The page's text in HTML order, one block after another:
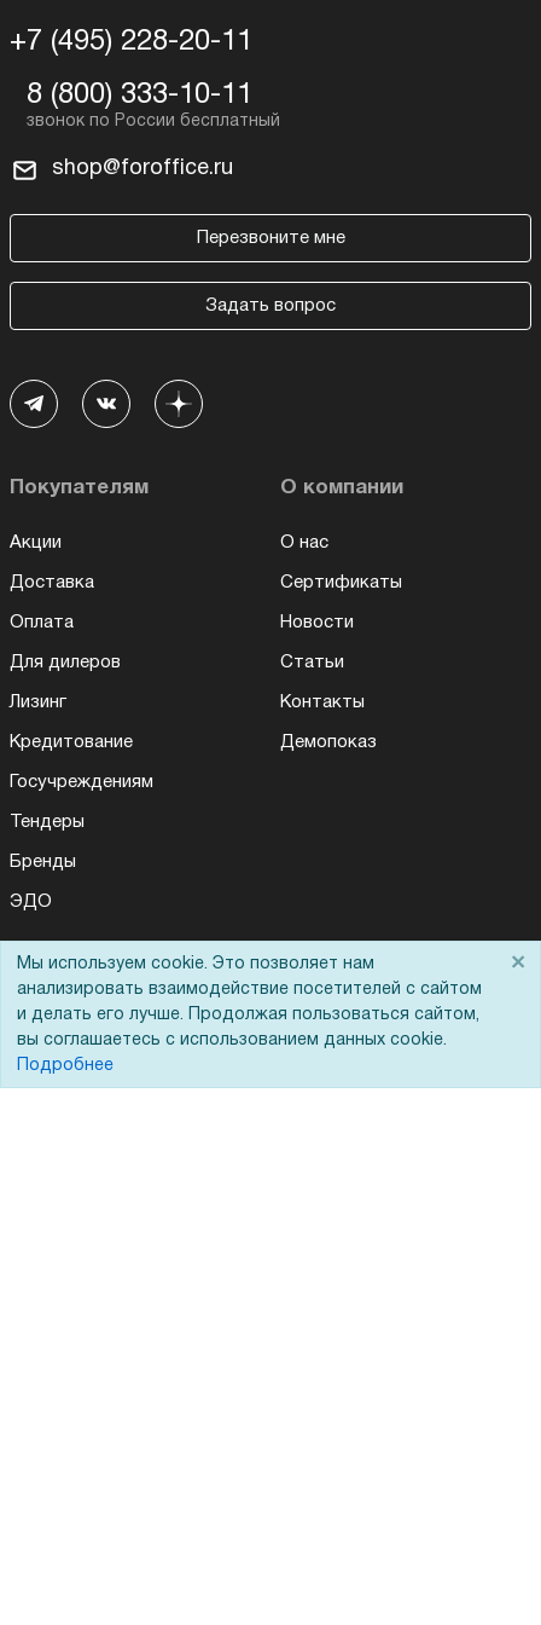
+7 (495) 228-20-11
8 (800) 333-10-11
shop@foroffice.ru
Перезвоните мне
Задать вопрос
Покупателям
Акции
Доставка
Оплата
Для дилеров
Лизинг
Кредитование
Госучреждениям
Тендеры
Бренды
ЭДО
О компании
О нас
Сертификаты
Новости
Статьи
Контакты
Демопоказ
Помощь
Вопрос-ответ
Реквизиты
Мы используем cookie. Это позволяет нам
анализировать взаимодействие посетителей с сайтом
и делать его лучше. Продолжая пользоваться сайтом,
вы соглашаетесь с использованием данных cookie.
Подробнее
×